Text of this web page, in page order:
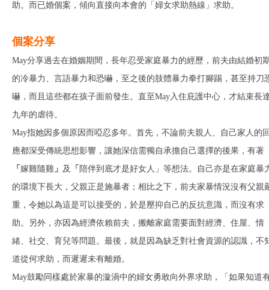
助。而已婚個案，傾向直接向本會的「婦女求助熱線」求助。
個案分享
May分享過去在婚姻期間，長年忍受家庭暴力的經歷，前夫由結婚初
的冷暴力、言語暴力和恐嚇，至之後的肢體暴力拳打腳踢，甚至持刀
嚇，而且這些都在孩子面前發生。直至May入住庇護中心，才結束長
九年的虐待。
May指她因多個原因而啞忍多年。首先，不論前夫親人、自己家人的
應都深受傳統思想影響，讓她深信需獨自承擔自己選擇的後果，有著
「 嫁雞隨雞 」 及 「 陪伴到底才是好女人」等想法。自己亦是在家庭暴
的環境下長大，父親正是施暴者；相比之下，前夫家暴情況沒有父親
重，令她以為這是可以接受的，於是壓抑自己的反抗意識，而沒有求
助。另外，亦因為經濟依賴前夫，搬離家庭需要面對經濟、住屋、情
緒、社交、育兒等問題。最後，就是因為缺乏對社會資源的認識，不
道從何求助，而遲遲未有離婚。
May鼓勵同樣處於家暴的漩渦中的婦女勇敢向外界求助，「如果知道